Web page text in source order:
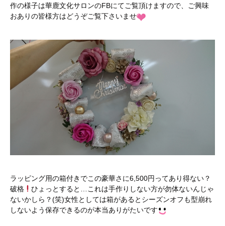
作の様子は華鹿文化サロンのFBにてご覧頂けますので、ご興味
おありの皆様方はどうぞご覧下さいませ
ラッピング用の箱付きでこの豪華さに6,500円ってあり得ない？
破格
ひょっとすると…これは手作りしない方が勿体ないんじゃ
ないかしら？(笑)女性としては箱があるとシーズンオフも型崩れ
しないよう保存できるのが本当ありがたいです